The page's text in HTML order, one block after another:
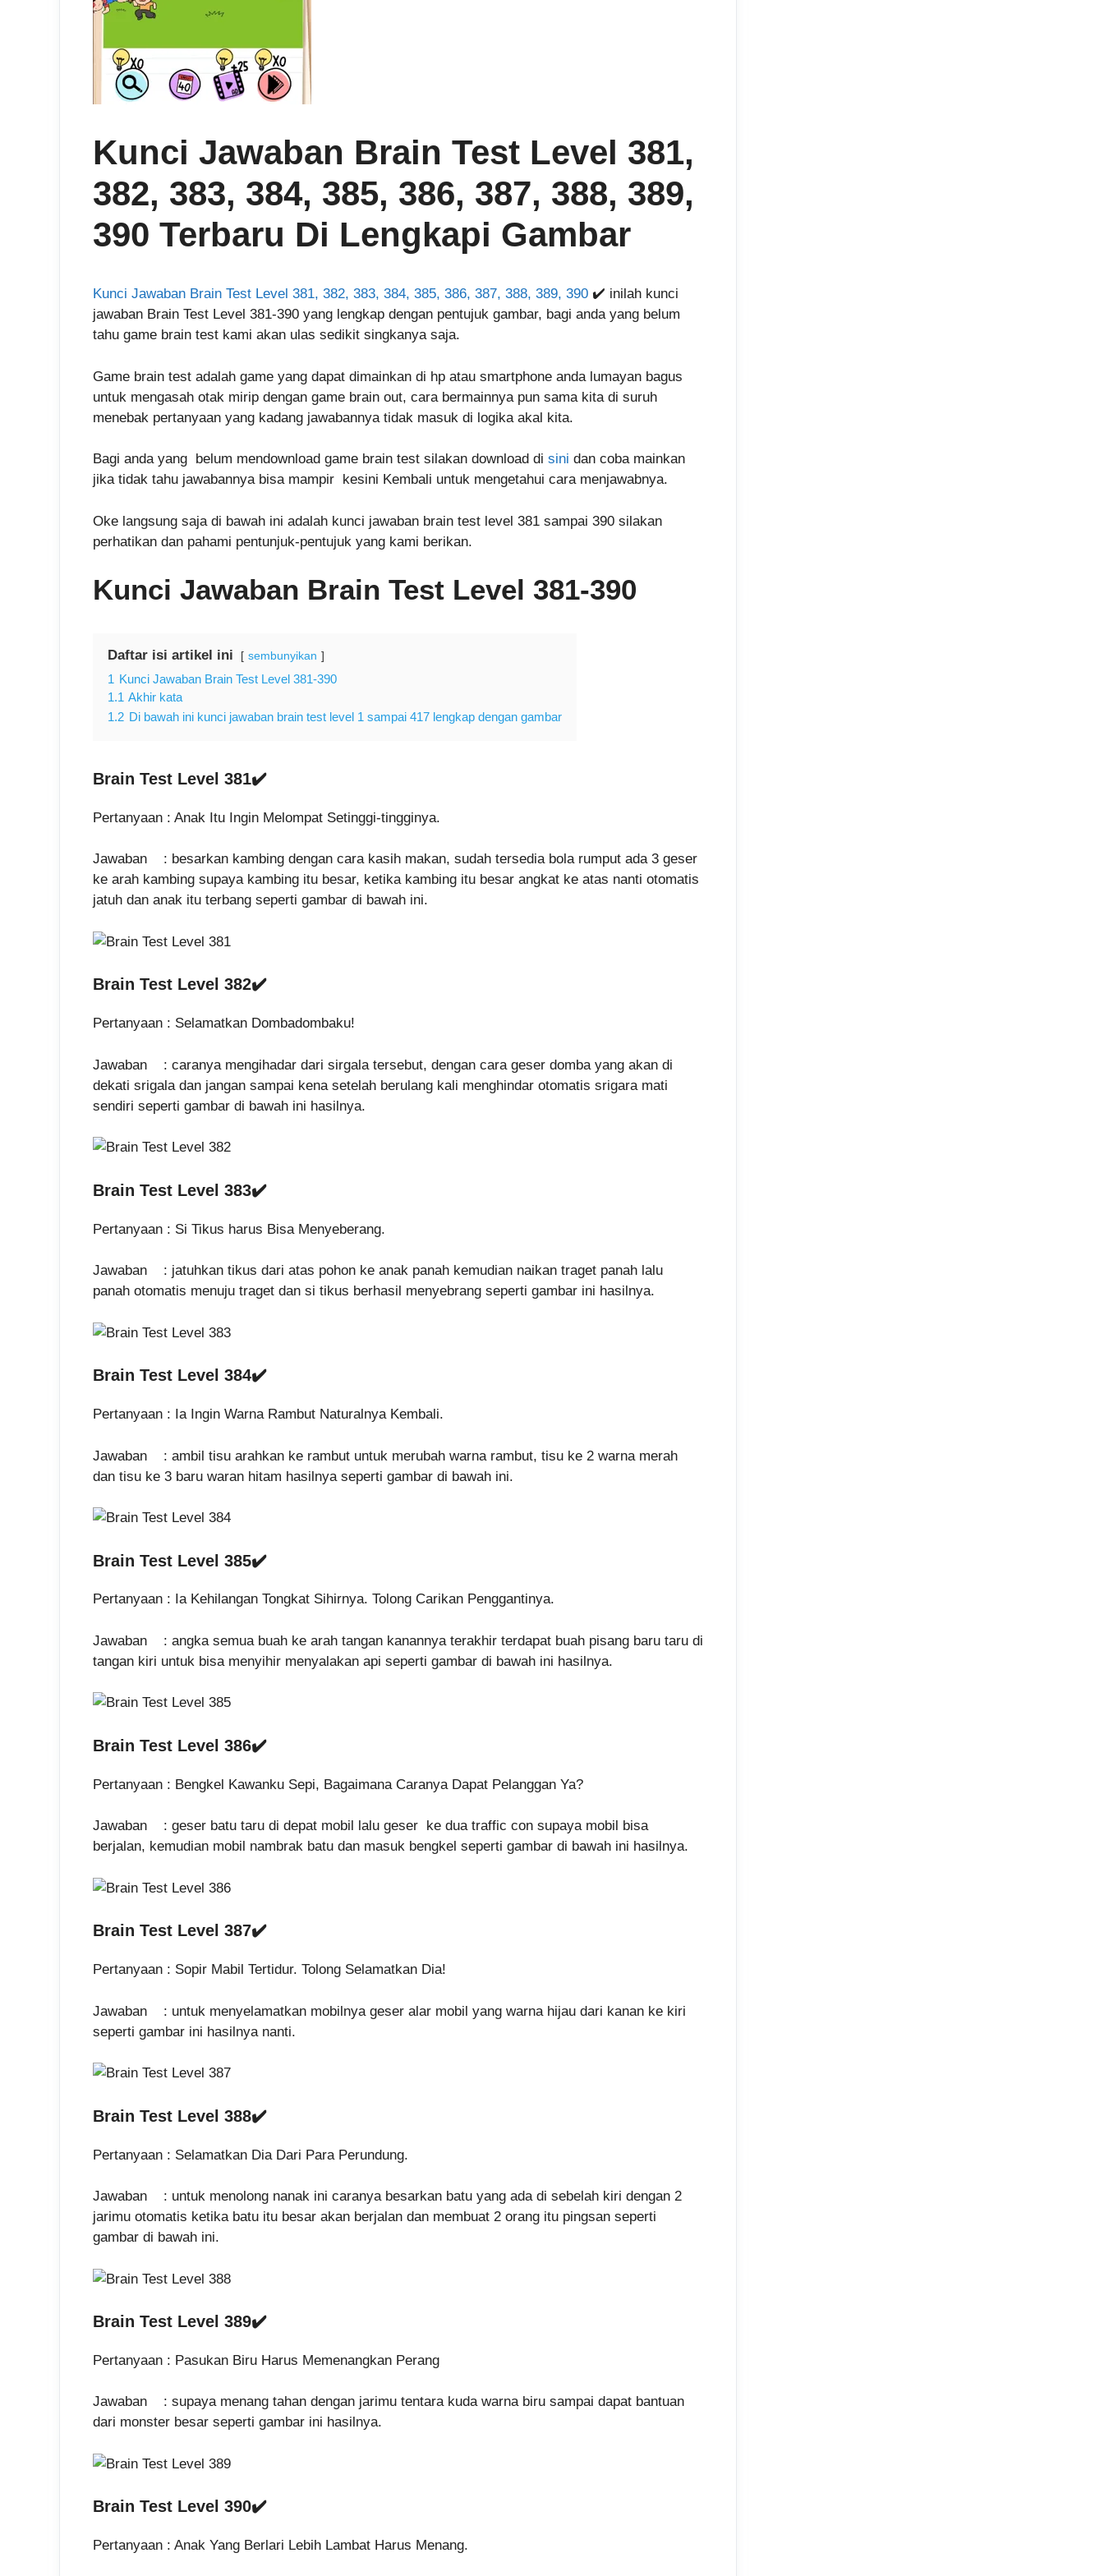
Kunci Jawaban Brain Test Level 381,
382, 383, 384, 385, 386, 387, 388, 389,
390 Terbaru Di Lengkapi Gambar
Kunci Jawaban Brain Test Level 381, 382, 383, 384, 385, 386, 387, 388, 389, 390 ✔️ inilah kunci
jawaban Brain Test Level 381-390 yang lengkap dengan pentujuk gambar, bagi anda yang belum
tahu game brain test kami akan ulas sedikit singkanya saja.
Game brain test adalah game yang dapat dimainkan di hp atau smartphone anda lumayan bagus
untuk mengasah otak mirip dengan game brain out, cara bermainnya pun sama kita di suruh
menebak pertanyaan yang kadang jawabannya tidak masuk di logika akal kita.
Bagi anda yang belum mendownload game brain test silakan download di sini dan coba mainkan
jika tidak tahu jawabannya bisa mampir kesini Kembali untuk mengetahui cara menjawabnya.
Oke langsung saja di bawah ini adalah kunci jawaban brain test level 381 sampai 390 silakan
perhatikan dan pahami pentunjuk-pentujuk yang kami berikan.
Kunci Jawaban Brain Test Level 381-390
Daftar isi artikel ini sembunyikan
1 Kunci Jawaban Brain Test Level 381-390
1.1 Akhir kata
1.2 Di bawah ini kunci jawaban brain test level 1 sampai 417 lengkap dengan gambar
Brain Test Level 381✔️
Pertanyaan : Anak Itu Ingin Melompat Setinggi-tingginya.
Jawaban : besarkan kambing dengan cara kasih makan, sudah tersedia bola rumput ada 3 geser
ke arah kambing supaya kambing itu besar, ketika kambing itu besar angkat ke atas nanti otomatis
jatuh dan anak itu terbang seperti gambar di bawah ini.
Brain Test Level 382✔️
Pertanyaan : Selamatkan Dombadombaku!
Jawaban : caranya mengihadar dari sirgala tersebut, dengan cara geser domba yang akan di
dekati srigala dan jangan sampai kena setelah berulang kali menghindar otomatis srigara mati
sendiri seperti gambar di bawah ini hasilnya.
Brain Test Level 383✔️
Pertanyaan : Si Tikus harus Bisa Menyeberang.
Jawaban : jatuhkan tikus dari atas pohon ke anak panah kemudian naikan traget panah lalu
panah otomatis menuju traget dan si tikus berhasil menyebrang seperti gambar ini hasilnya.
Brain Test Level 384✔️
Pertanyaan : Ia Ingin Warna Rambut Naturalnya Kembali.
Jawaban : ambil tisu arahkan ke rambut untuk merubah warna rambut, tisu ke 2 warna merah
dan tisu ke 3 baru waran hitam hasilnya seperti gambar di bawah ini.
Brain Test Level 385✔️
Pertanyaan : Ia Kehilangan Tongkat Sihirnya. Tolong Carikan Penggantinya.
Jawaban : angka semua buah ke arah tangan kanannya terakhir terdapat buah pisang baru taru di
tangan kiri untuk bisa menyihir menyalakan api seperti gambar di bawah ini hasilnya.
Brain Test Level 386✔️
Pertanyaan : Bengkel Kawanku Sepi, Bagaimana Caranya Dapat Pelanggan Ya?
Jawaban : geser batu taru di depat mobil lalu geser ke dua traffic con supaya mobil bisa
berjalan, kemudian mobil nambrak batu dan masuk bengkel seperti gambar di bawah ini hasilnya.
Brain Test Level 387✔️
Pertanyaan : Sopir Mabil Tertidur. Tolong Selamatkan Dia!
Jawaban : untuk menyelamatkan mobilnya geser alar mobil yang warna hijau dari kanan ke kiri
seperti gambar ini hasilnya nanti.
Brain Test Level 388✔️
Pertanyaan : Selamatkan Dia Dari Para Perundung.
Jawaban : untuk menolong nanak ini caranya besarkan batu yang ada di sebelah kiri dengan 2
jarimu otomatis ketika batu itu besar akan berjalan dan membuat 2 orang itu pingsan seperti
gambar di bawah ini.
Brain Test Level 389✔️
Pertanyaan : Pasukan Biru Harus Memenangkan Perang
Jawaban : supaya menang tahan dengan jarimu tentara kuda warna biru sampai dapat bantuan
dari monster besar seperti gambar ini hasilnya.
Brain Test Level 390✔️
Pertanyaan : Anak Yang Berlari Lebih Lambat Harus Menang.